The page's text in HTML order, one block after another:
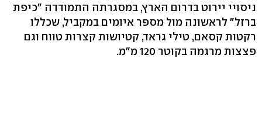
ניסויי יירוט בדרום הארץ, במסגרתה התמודדה "כיפת
ברזל" לראשונה מול מספר איומים במקביל, שכללו
רקטות קסאם, טילי גראד, קטיושות קצרות טווח וגם
פצצות מרגמה בקוטר 120 מ"מ.